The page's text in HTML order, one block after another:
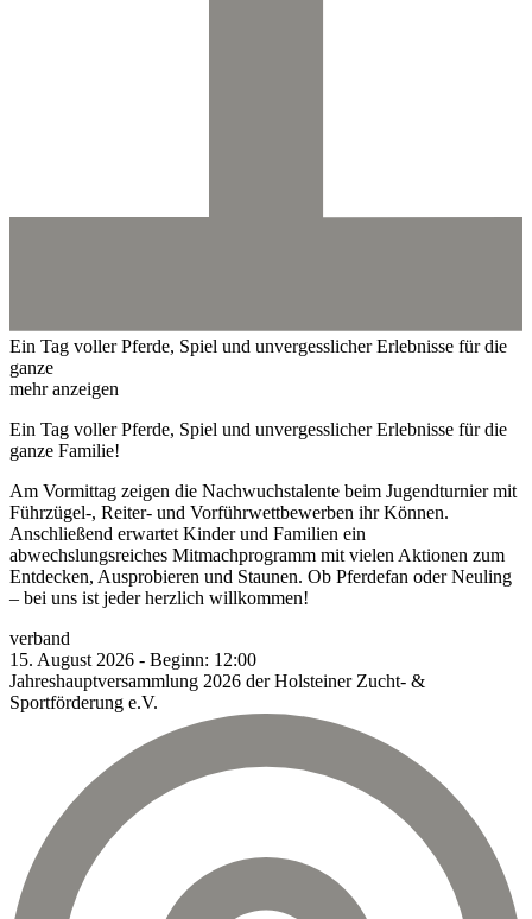
Ein Tag voller Pferde, Spiel und unvergesslicher Erlebnisse für die
ganze
mehr anzeigen
Ein Tag voller Pferde, Spiel und unvergesslicher Erlebnisse für die
ganze Familie!
Am Vormittag zeigen die Nachwuchstalente beim Jugendturnier mit
Führzügel-, Reiter- und Vorführwettbewerben ihr Können.
Anschließend erwartet Kinder und Familien ein
abwechslungsreiches Mitmachprogramm mit vielen Aktionen zum
Entdecken, Ausprobieren und Staunen. Ob Pferdefan oder Neuling
– bei uns ist jeder herzlich willkommen!
verband
15. August 2026 - Beginn: 12:00
Jahreshauptversammlung 2026 der Holsteiner Zucht- &
Sportförderung e.V.